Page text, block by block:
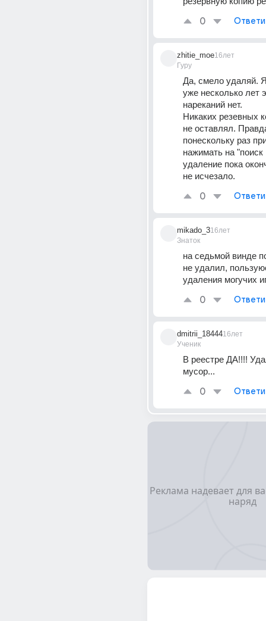
0
zhitie_moe
Гуру
16лет
Да, смело удаляй.
уже несколько лет
нареканий нет.
Никаких резевных
не оставлял.
понескольку раз
нажимать на
удаление пока
не исчезало.
0
mikado_3
Знаток
16лет
на седьмой винде
не удалил,
удаления могучих
0
dmitrii_18444
Ученик
16лет
В реестре ДА!!!!
мусор...
0